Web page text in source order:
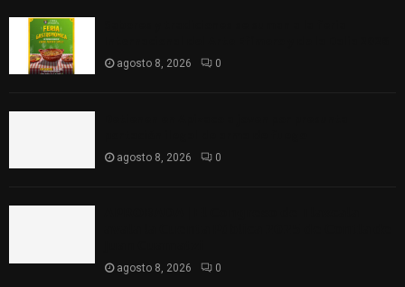
agosto 8, 2026 0
agosto 8, 2026 0
agosto 8, 2026 0